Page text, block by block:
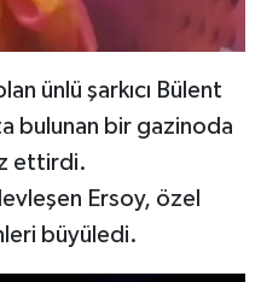
ünlü şarkıcı Bülent
bulunan bir gazinoda
ettirdi.
Ersoy, özel
büyüledi.